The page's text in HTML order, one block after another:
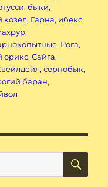
, быки,
козел, Гарна, ибекс,
,
, Рога,
орикс,Сайга,
,сернобык,
баран,